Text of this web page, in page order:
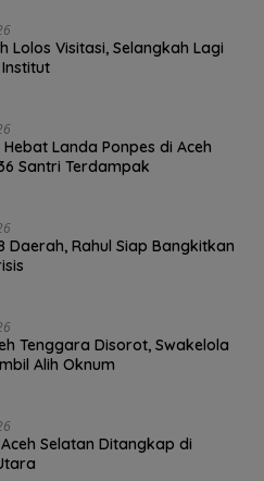
Lolos Visitasi, Selangkah Lagi
Landa Ponpes di Aceh
Santri Terdampak
Daerah, Rahul Siap Bangkitkan
Tenggara Disorot, Swakelola
Alih Oknum
Selatan Ditangkap di